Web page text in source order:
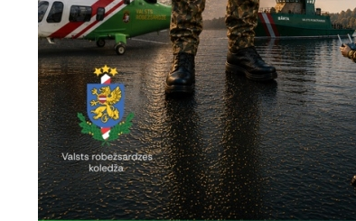
Vai šī informācija bija noderīga?